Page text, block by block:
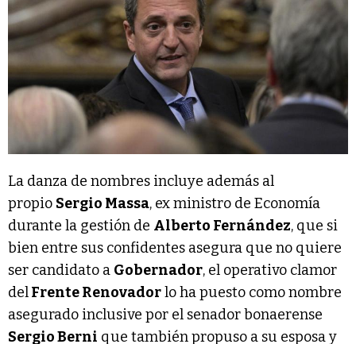
La danza de nombres incluye además al
propio Sergio Massa, ex ministro de Economía
durante la gestión de Alberto Fernández, que si
bien entre sus confidentes asegura que no quiere
ser candidato a Gobernador, el operativo clamor
delFrente Renovadorlo ha puesto como nombre
asegurado inclusive por el senador bonaerense
Sergio Berni que también propuso a su esposa y